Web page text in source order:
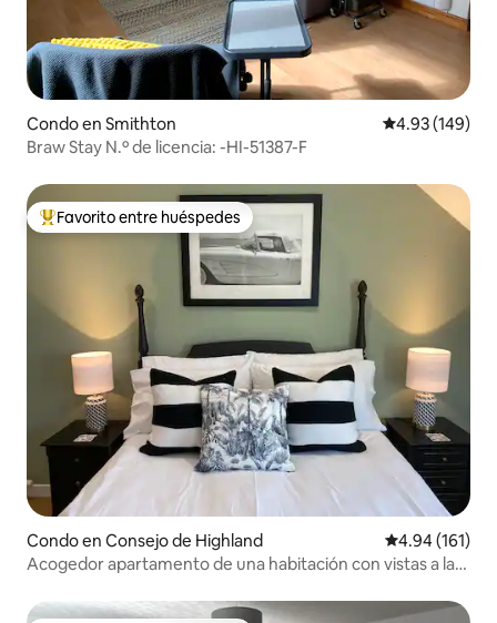
Condo en Smithton Calificación
4.93 (149)
Braw Stay N.º de licencia: -HI-51387-F
Favorito entre huéspedes preferido
Favorito entre huéspedes
Condo en Consejo de Highland Calificación
4.94 (161)
Acogedor apartamento de una habitación con vistas a la